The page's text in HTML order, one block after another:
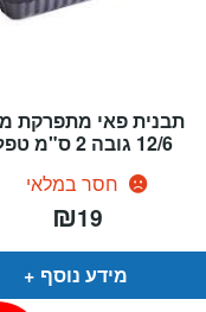
תבנית פאי מתפרקת
12/6 גובה 2 ס"מ טפלון
חסר במלאי
₪19
מידע נוסף